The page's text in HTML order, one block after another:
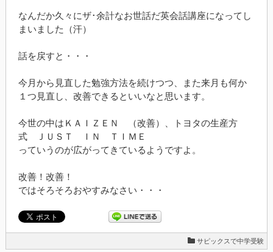
なんだか久々にザ･余計なお世話だ英会話講座になってし
まいました（汗）
話を戻すと・・・
今月から見直した勉強方法を続けつつ、また来月も何か
１つ見直し、改善できるといいなと思います。
今世の中はＫＡＩＺＥＮ （改善）、トヨタの生産方
式 ＪＵＳＴ ＩＮ ＴＩＭＥ
っていうのが広がってきているようですよ。
改善！改善！
ではそろそろおやすみなさい・・・
サピックスで中学受験